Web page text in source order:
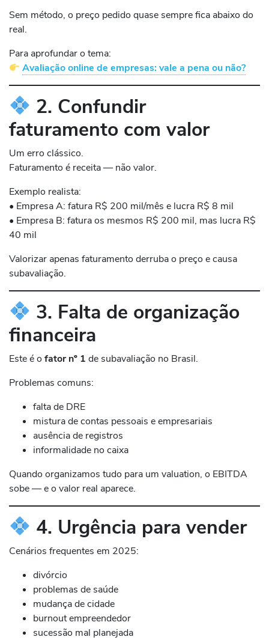
Sem método, o preço pedido quase sempre fica abaixo do
real.
Para aprofundar o tema:
Avaliação online de empresas: vale a pena ou não?
2. Confundir
faturamento com valor
Um erro clássico.
Faturamento é receita — não valor.
Exemplo realista:
• Empresa A: fatura R$ 200 mil/mês e lucra R$ 8 mil
• Empresa B: fatura os mesmos R$ 200 mil, mas lucra R$
40 mil
Valorizar apenas faturamento derruba o preço e causa
subavaliação.
3. Falta de organização
financeira
Este é o fator nº 1 de subavaliação no Brasil.
Problemas comuns:
falta de DRE
mistura de contas pessoais e empresariais
ausência de registros
informalidade no caixa
Quando organizamos tudo para um valuation, o EBITDA
sobe — e o valor real aparece.
4. Urgência para vender
Cenários frequentes em 2025:
divórcio
problemas de saúde
mudança de cidade
burnout empreendedor
sucessão mal planejada